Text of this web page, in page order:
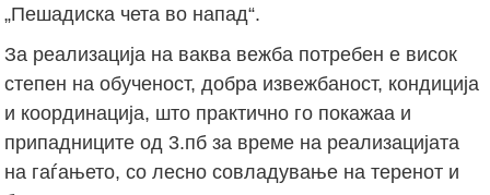
„Пешадиска чета во напад“.
За реализација на ваква вежба потребен е висок
степен на обученост, добра извежбаност, кондиција
и координација, што практично го покажаа и
припадниците од 3.пб за време на реализацијата
на гаѓањето, со лесно совладување на теренот и